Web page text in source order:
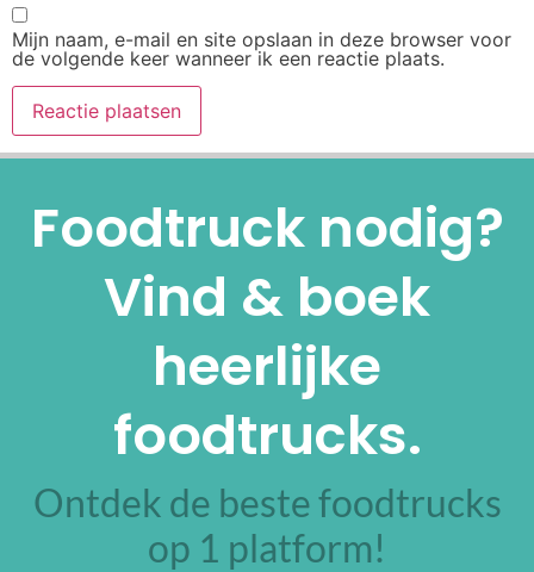
Mijn naam, e-mail en site opslaan in deze browser voor
de volgende keer wanneer ik een reactie plaats.
Foodtruck nodig?
Vind & boek
heerlijke
foodtrucks.
Ontdek de beste foodtrucks
op 1 platform!